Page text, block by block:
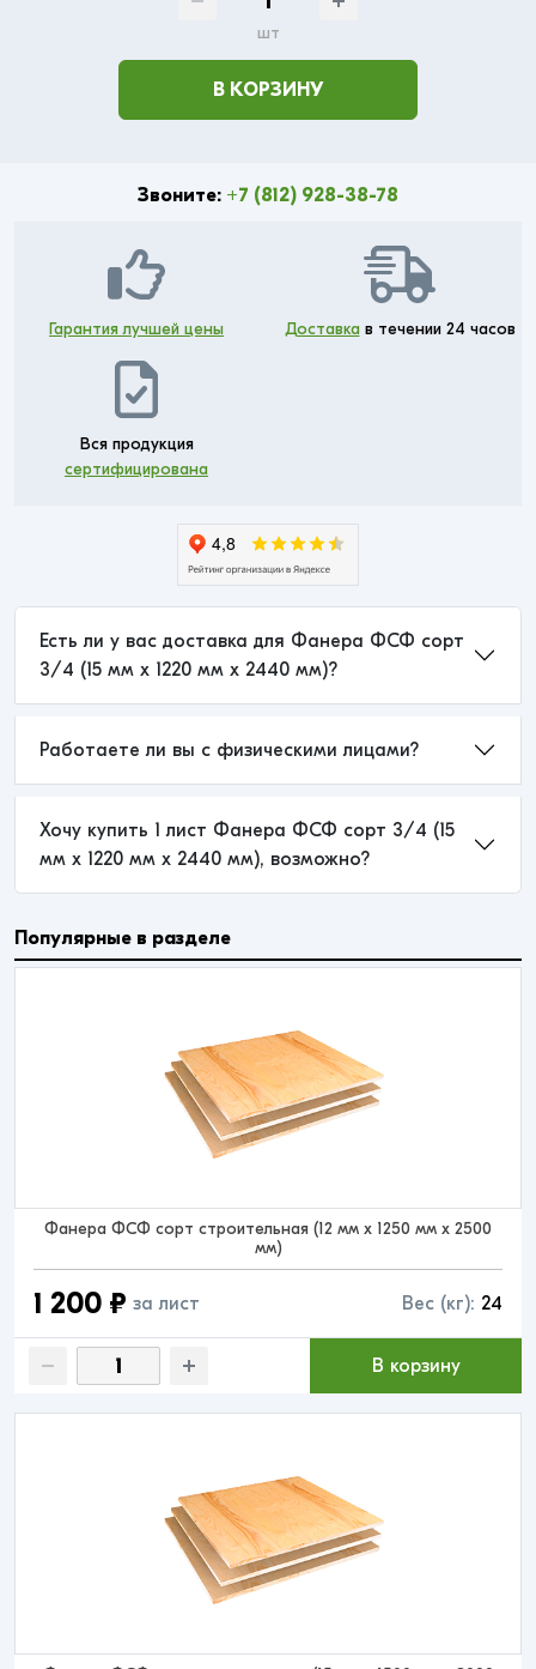
шт
В КОРЗИНУ
Звоните: +7 (812) 928-38-78
Гарантия лучшей цены Доставкав течении 24 часов
Вся продукция
сертифицирована
Есть ли у вас доставка для Фанера ФСФ сорт
3/4 (15 мм x 1220 мм x 2440 мм)?
Работаете ли вы с физическими лицами?
Хочу купить 1 лист Фанера ФСФ сорт 3/4 (15
мм x 1220 мм x 2440 мм), возможно?
Популярные в разделе
Фанера ФСФ сорт строительная (12 мм x 1250 мм x 2500
мм)
1 200 ₽ за лист Вес (кг): 24
В корзину